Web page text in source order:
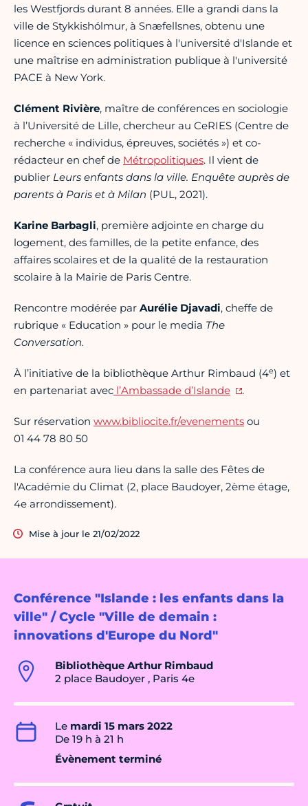
Conférence "Islande : les enfants dans la
ville" / Cycle "Ville de demain :
innovations d'Europe du Nord"
Bibliothèque Arthur Rimbaud
2 place Baudoyer , Paris 4e
Le mardi 15 mars 2022
De 19 h à 21 h
Évènement terminé
les Westfjords durant 8 années. Elle a grandi dans la
ville de Stykkishólmur, à Snæfellsnes, obtenu une
licence en sciences politiques à l'université d'Islande et
une maîtrise en administration publique à l'université
PACE à New York.
Clément Rivière, maître de conférences en sociologie
à l’Université de Lille, chercheur au CeRIES (Centre de
recherche « individus, épreuves, sociétés ») et co-
rédacteur en chef de Métropolitiques. Il vient de
publier Leurs enfants dans la ville. Enquête auprès de
parents à Paris et à Milan (PUL, 2021).
Karine Barbagli, première adjointe en charge du
logement, des familles, de la petite enfance, des
affaires scolaires et de la qualité de la restauration
scolaire à la Mairie de Paris Centre.
Rencontre modérée par Aurélie Djavadi, cheffe de
rubrique « Education » pour le media The
Conversation.
À l’initiative de la bibliothèque Arthur Rimbaud (4e) et
en partenariat avec l’Ambassade d’Islande .
Sur réservation www.bibliocite.fr/evenements ou
01 44 78 80 50
La conférence aura lieu dans la salle des Fêtes de
l'Académie du Climat (2, place Baudoyer, 2ème étage,
4e arrondissement).
Mise à jour le 21/02/2022